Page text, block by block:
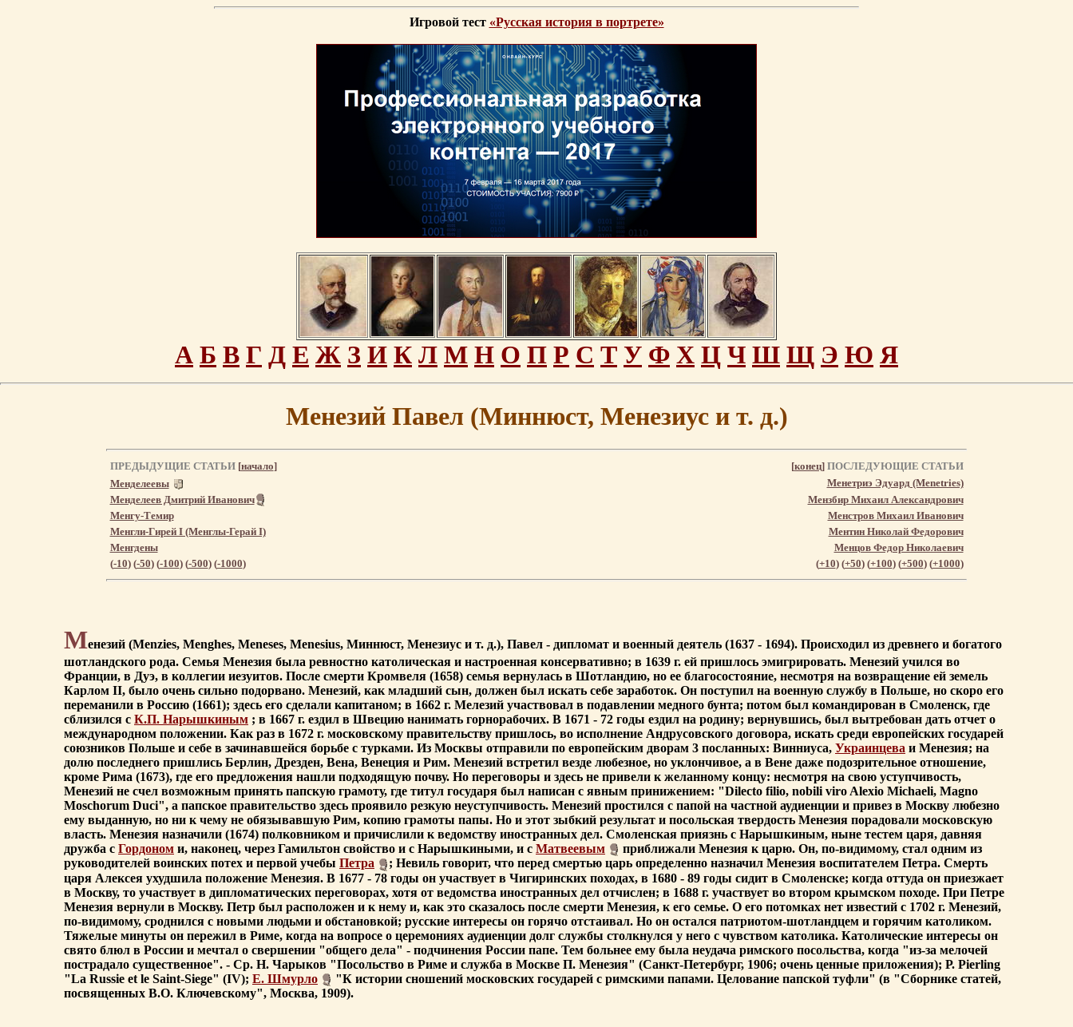
Игровой тест «Русская история в портрете»
А Б В Г Д Е Ж З И К Л М Н О П Р С Т У Ф Х Ц Ч Ш Щ Э Ю Я
Менезий Павел (Миннюст, Менезиус и т. д.)
ПРЕДЫДУЩИЕ СТАТЬИ [начало] [конец]ПОСЛЕДУЮЩИЕ СТАТЬИ
Менделеевы
Менетриэ Эдуард (Menetries)
Менделеев Дмитрий Иванович
Мензбир Михаил Александрович
Менгу-Темир
Менстров Михаил Иванович
Менгли-Гирей I (Менглы-Герай I)
Ментин Николай Федорович
Менгдены
Менцов Федор Николаевич
(-10) (-50) (-100) (-500) (-1000) (+10) (+50) (+100) (+500) (+1000)
Менезий (Menzies, Menghes, Meneses, Menesius, Миннюст, Менезиус и т. д.), Павел - дипломат и военный деятель (1637 - 1694). Происходил из древнего и богатого
шотландского рода. Семья Менезия была ревностно католическая и настроенная консервативно; в 1639 г. ей пришлось эмигрировать. Менезий учился во
Франции, в Дуэ, в коллегии иезуитов. После смерти Кромвеля (1658) семья вернулась в Шотландию, но ее благосостояние, несмотря на возвращение ей земель
Карлом II, было очень сильно подорвано. Менезий, как младший сын, должен был искать себе заработок. Он поступил на военную службу в Польше, но скоро его
переманили в Россию (1661); здесь его сделали капитаном; в 1662 г. Мелезий участвовал в подавлении медного бунта; потом был командирован в Смоленск, где
сблизился с К.П. Нарышкиным ; в 1667 г. ездил в Швецию нанимать горнорабочих. В 1671 - 72 годы ездил на родину; вернувшись, был вытребован дать отчет о
международном положении. Как раз в 1672 г. московскому правительству пришлось, во исполнение Андрусовского договора, искать среди европейских государей
союзников Польше и себе в зачинавшейся борьбе с турками. Из Москвы отправили по европейским дворам 3 посланных: Винниуса, Украинцева и Менезия; на
долю последнего пришлись Берлин, Дрезден, Вена, Венеция и Рим. Менезий встретил везде любезное, но уклончивое, а в Вене даже подозрительное отношение,
кроме Рима (1673), где его предложения нашли подходящую почву. Но переговоры и здесь не привели к желанному концу: несмотря на свою уступчивость,
Менезий не счел возможным принять папскую грамоту, где титул государя был написан с явным принижением: "Dilecto filio, nobili viro Alexio Michaeli, Magno
Moschorum Duci", а папское правительство здесь проявило резкую неуступчивость. Менезий простился с папой на частной аудиенции и привез в Москву любезно
ему выданную, но ни к чему не обязывавшую Рим, копию грамоты папы. Но и этот зыбкий результат и посольская твердость Менезия порадовали московскую
власть. Менезия назначили (1674) полковником и причислили к ведомству иностранных дел. Смоленская приязнь с Нарышкиным, ныне тестем царя, давняя
дружба с Гордоном и, наконец, через Гамильтон свойство и с Нарышкиными, и с Матвеевым
приближали Менезия к царю. Он, по-видимому, стал одним из
руководителей воинских потех и первой учебы Петра
; Невиль говорит, что перед смертью царь определенно назначил Менезия воспитателем Петра. Смерть
царя Алексея ухудшила положение Менезия. В 1677 - 78 годы он участвует в Чигиринских походах, в 1680 - 89 годы сидит в Смоленске; когда оттуда он приезжает
в Москву, то участвует в дипломатических переговорах, хотя от ведомства иностранных дел отчислен; в 1688 г. участвует во втором крымском походе. При Петре
Менезия вернули в Москву. Петр был расположен и к нему и, как это сказалось после смерти Менезия, к его семье. О его потомках нет известий с 1702 г. Менезий,
по-видимому, сроднился с новыми людьми и обстановкой; русские интересы он горячо отстаивал. Но он остался патриотом-шотландцем и горячим католиком.
Тяжелые минуты он пережил в Риме, когда на вопросе о церемониях аудиенции долг службы столкнулся у него с чувством католика. Католические интересы он
свято блюл в России и мечтал о свершении "общего дела" - подчинения России папе. Тем больнее ему была неудача римского посольства, когда "из-за мелочей
пострадало существенное". - Ср. Н. Чарыков "Посольство в Риме и служба в Москве П. Менезия" (Санкт-Петербург, 1906; очень ценные приложения); Р. Pierling
"La Russie et le Saint-Siege" (IV); Е. Шмурло
"К истории сношений московских государей с римскими папами. Целование папской туфли" (в "Сборнике статей,
посвященных В.О. Ключевскому", Москва, 1909).